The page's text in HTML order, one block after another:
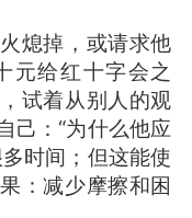
熄掉，或请求他
元给红十字会之
试着从别人的观
己：“为什么他应
时间；但这能使
：减少摩擦和困